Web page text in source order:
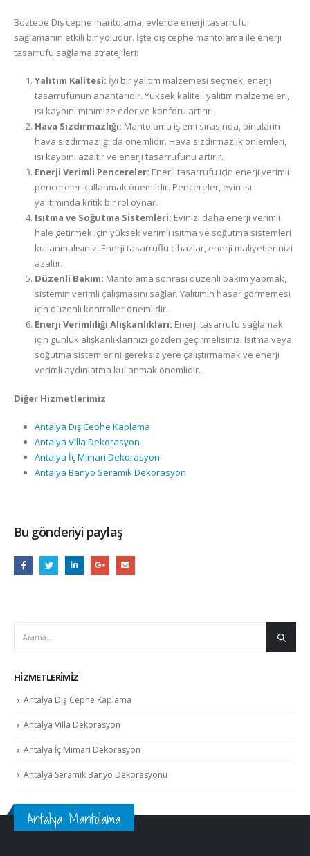
Boztepe Dış cephe mantolama, evlerde enerji tasarrufu
sağlamanın etkili bir yoludur. İşte dış cephe mantolama ile enerji
tasarrufu sağlama stratejileri:
Yalıtım Kalitesi: İyi bir yalıtım malzemesi seçmek, enerji
tasarrufunun anahtarıdır. Yüksek kaliteli yalıtım malzemeleri,
ısı kaybını minimize eder ve konforu artırır.
Hava Sızdırmazlığı: Mantolama işlemi sırasında, binaların
hava sızdırmazlığı da önemlidir. Hava sızdırmazlık önlemleri,
ısı kaybını azaltır ve enerji tasarrufunu artırır.
Enerji Verimli Pencereler: Enerji tasarrufu için enerji verimli
pencereler kullanmak önemlidir. Pencereler, evin ısı
yalıtımında kritik bir rol oynar.
Isıtma ve Soğutma Sistemleri: Evinizi daha enerji verimli
hale getirmek için yüksek verimli ısıtma ve soğutma sistemleri
kullanmalısınız. Enerji tasarruflu cihazlar, enerji maliyetlerinizi
azaltır.
Düzenli Bakım: Mantolama sonrası düzenli bakım yapmak,
sistemin verimli çalışmasını sağlar. Yalıtımın hasar görmemesi
için düzenli kontroller önemlidir.
Enerji Verimliliği Alışkanlıkları: Enerji tasarrufu sağlamak
için günlük alışkanlıklarınızı gözden geçirmelisiniz. Isıtma veya
soğutma sistemlerini gereksiz yere çalıştırmamak ve enerji
verimli aydınlatma kullanmak önemlidir.
Diğer Hizmetlerimiz
Antalya Dış Cephe Kaplama
Antalya Villa Dekorasyon
Antalya İç Mimari Dekorasyon
Antalya Banyo Seramik Dekorasyon
Bu gönderiyi paylaş
HIZMETLERIMIZ
Antalya Dış Cephe Kaplama
Antalya Villa Dekorasyon
Antalya İç Mimari Dekorasyon
Antalya Seramik Banyo Dekorasyonu
Antalya Mantolama